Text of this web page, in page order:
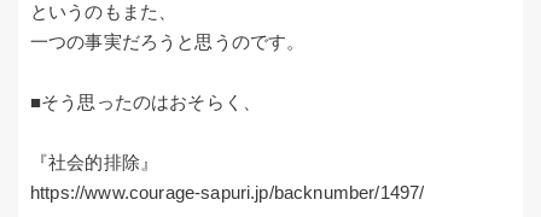
というのもまた、
一つの事実だろうと思うのです。
■そう思ったのはおそらく、
『社会的排除』
https://www.courage-sapuri.jp/backnumber/1497/